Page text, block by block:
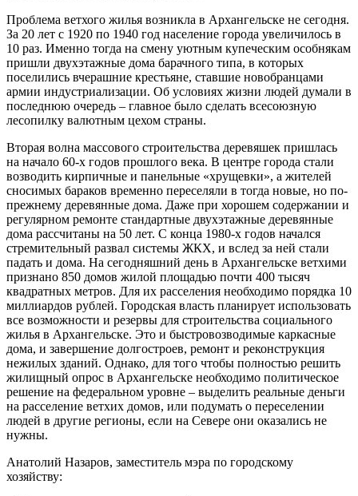
Проблема ветхого жилья возникла в Архангельске не сегодня.
За 20 лет с 1920 по 1940 год население города увеличилось в
10 раз. Именно тогда на смену уютным купеческим особнякам
пришли двухэтажные дома барачного типа, в которых
поселились вчерашние крестьяне, ставшие новобранцами
армии индустриализации. Об условиях жизни людей думали в
последнюю очередь – главное было сделать всесоюзную
лесопилку валютным цехом страны.
Вторая волна массового строительства деревяшек пришлась
на начало 60-х годов прошлого века. В центре города стали
возводить кирпичные и панельные «хрущевки», а жителей
сносимых бараков временно переселяли в тогда новые, но по-
прежнему деревянные дома. Даже при хорошем содержании и
регулярном ремонте стандартные двухэтажные деревянные
дома рассчитаны на 50 лет. С конца 1980-х годов начался
стремительный развал системы ЖКХ, и вслед за ней стали
падать и дома. На сегодняшний день в Архангельске ветхими
признано 850 домов жилой площадью почти 400 тысяч
квадратных метров. Для их расселения необходимо порядка 10
миллиардов рублей. Городская власть планирует использовать
все возможности и резервы для строительства социального
жилья в Архангельске. Это и быстровозводимые каркасные
дома, и завершение долгостроев, ремонт и реконструкция
нежилых зданий. Однако, для того чтобы полностью решить
жилищный опрос в Архангельске необходимо политическое
решение на федеральном уровне – выделить реальные деньги
на расселение ветхих домов, или подумать о переселении
людей в другие регионы, если на Севере они оказались не
нужны.
Анатолий Назаров, заместитель мэра по городскому
хозяйству: